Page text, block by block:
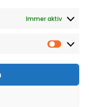
Immer aktiv